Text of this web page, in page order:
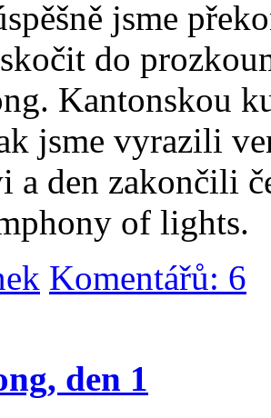
jsme
do
Kantonskou
jsme vyrazili
a den zakončili
of lights.
Komentářů: 6
den 1